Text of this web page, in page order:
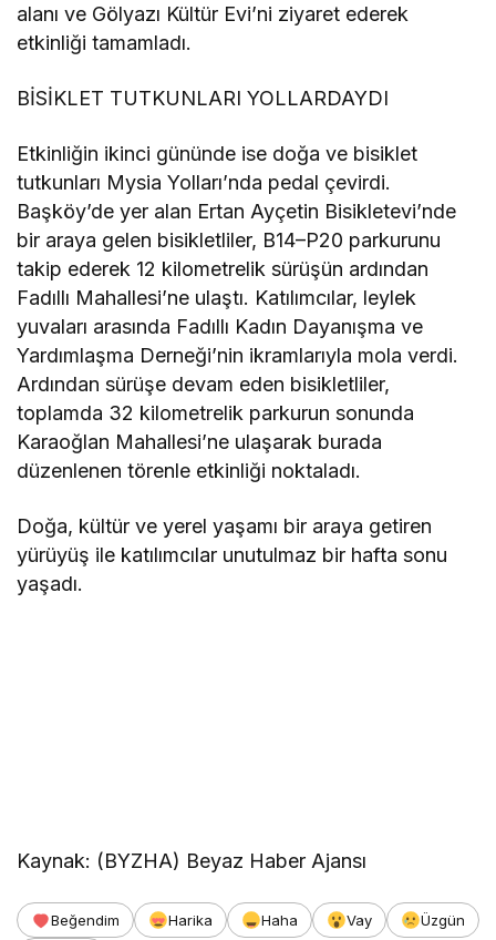
alanı ve Gölyazı Kültür Evi’ni ziyaret ederek
etkinliği tamamladı.
BİSİKLET TUTKUNLARI YOLLARDAYDI
Etkinliğin ikinci gününde ise doğa ve bisiklet
tutkunları Mysia Yolları’nda pedal çevirdi.
Başköy’de yer alan Ertan Ayçetin Bisikletevi’nde
bir araya gelen bisikletliler, B14–P20 parkurunu
takip ederek 12 kilometrelik sürüşün ardından
Fadıllı Mahallesi’ne ulaştı. Katılımcılar, leylek
yuvaları arasında Fadıllı Kadın Dayanışma ve
Yardımlaşma Derneği’nin ikramlarıyla mola verdi.
Ardından sürüşe devam eden bisikletliler,
toplamda 32 kilometrelik parkurun sonunda
Karaoğlan Mahallesi’ne ulaşarak burada
düzenlenen törenle etkinliği noktaladı.
Doğa, kültür ve yerel yaşamı bir araya getiren
yürüyüş ile katılımcılar unutulmaz bir hafta sonu
yaşadı.
Kaynak: (BYZHA) Beyaz Haber Ajansı
Beğendim Harika Haha Vay Üzgün